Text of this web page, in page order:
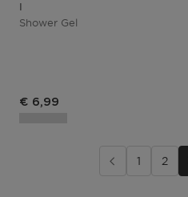
I
Shower Gel
€ 6,99
1 2